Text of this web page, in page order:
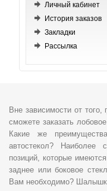
Личный кабинет
История заказов
Закладки
Рассылка
Вне зависимости от
сможете заказать
Какие же
автостекол?
позиций, которые
заднее или боковое
Вам необходимо?